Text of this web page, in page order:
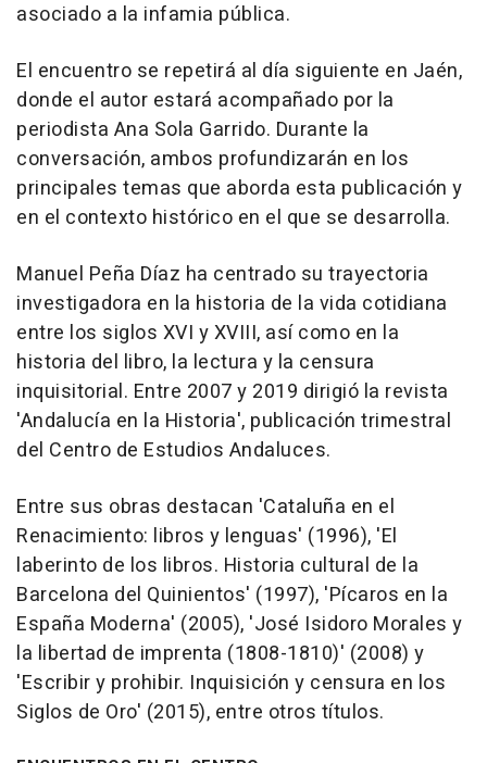
asociado a la infamia pública.
El encuentro se repetirá al día siguiente en Jaén,
donde el autor estará acompañado por la
periodista Ana Sola Garrido. Durante la
conversación, ambos profundizarán en los
principales temas que aborda esta publicación y
en el contexto histórico en el que se desarrolla.
Manuel Peña Díaz ha centrado su trayectoria
investigadora en la historia de la vida cotidiana
entre los siglos XVI y XVIII, así como en la
historia del libro, la lectura y la censura
inquisitorial. Entre 2007 y 2019 dirigió la revista
'Andalucía en la Historia', publicación trimestral
del Centro de Estudios Andaluces.
Entre sus obras destacan 'Cataluña en el
Renacimiento: libros y lenguas' (1996), 'El
laberinto de los libros. Historia cultural de la
Barcelona del Quinientos' (1997), 'Pícaros en la
España Moderna' (2005), 'José Isidoro Morales y
la libertad de imprenta (1808-1810)' (2008) y
'Escribir y prohibir. Inquisición y censura en los
Siglos de Oro' (2015), entre otros títulos.